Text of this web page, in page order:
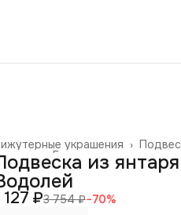
украшения ›
Галантерея и
›
из
127 ₽3 754 ₽−70%